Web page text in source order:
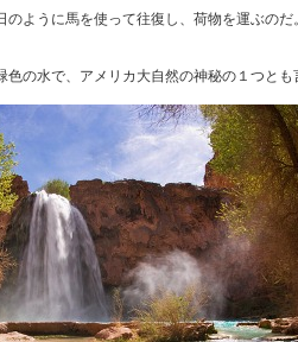
のように馬を使って往復し、荷物を運ぶの
の水で、アメリカ大自然の神秘の１つとも